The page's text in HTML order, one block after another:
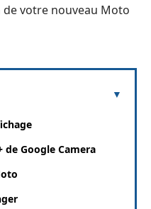
votre nouveau Moto
de Google Camera